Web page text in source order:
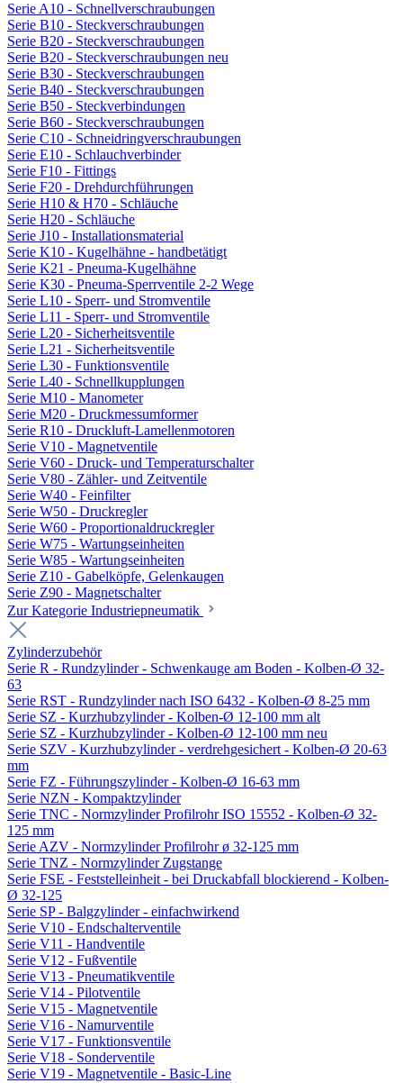
Serie A10 - Schnellverschraubungen
Serie B10 - Steckverschraubungen
Serie B20 - Steckverschraubungen
Serie B20 - Steckverschraubungen neu
Serie B30 - Steckverschraubungen
Serie B40 - Steckverschraubungen
Serie B50 - Steckverbindungen
Serie B60 - Steckverschraubungen
Serie C10 - Schneidringverschraubungen
Serie E10 - Schlauchverbinder
Serie F10 - Fittings
Serie F20 - Drehdurchführungen
Serie H10 & H70 - Schläuche
Serie H20 - Schläuche
Serie J10 - Installationsmaterial
Serie K10 - Kugelhähne - handbetätigt
Serie K21 - Pneuma-Kugelhähne
Serie K30 - Pneuma-Sperrventile 2-2 Wege
Serie L10 - Sperr- und Stromventile
Serie L11 - Sperr- und Stromventile
Serie L20 - Sicherheitsventile
Serie L21 - Sicherheitsventile
Serie L30 - Funktionsventile
Serie L40 - Schnellkupplungen
Serie M10 - Manometer
Serie M20 - Druckmessumformer
Serie R10 - Druckluft-Lamellenmotoren
Serie V10 - Magnetventile
Serie V60 - Druck- und Temperaturschalter
Serie V80 - Zähler- und Zeitventile
Serie W40 - Feinfilter
Serie W50 - Druckregler
Serie W60 - Proportionaldruckregler
Serie W75 - Wartungseinheiten
Serie W85 - Wartungseinheiten
Serie Z10 - Gabelköpfe, Gelenkaugen
Serie Z90 - Magnetschalter
Zur Kategorie Industriepneumatik
Zylinderzubehör
Serie R - Rundzylinder - Schwenkauge am Boden - Kolben-Ø 32-
63
Serie RST - Rundzylinder nach ISO 6432 - Kolben-Ø 8-25 mm
Serie SZ - Kurzhubzylinder - Kolben-Ø 12-100 mm alt
Serie SZ - Kurzhubzylinder - Kolben-Ø 12-100 mm neu
Serie SZV - Kurzhubzylinder - verdrehgesichert - Kolben-Ø 20-63
mm
Serie FZ - Führungszylinder - Kolben-Ø 16-63 mm
Serie NZN - Kompaktzylinder
Serie TNC - Normzylinder Profilrohr ISO 15552 - Kolben-Ø 32-
125 mm
Serie AZV - Normzylinder Profilrohr ø 32-125 mm
Serie TNZ - Normzylinder Zugstange
Serie FSE - Feststelleinheit - bei Druckabfall blockierend - Kolben-
Ø 32-125
Serie SP - Balgzylinder - einfachwirkend
Serie V10 - Endschalterventile
Serie V11 - Handventile
Serie V12 - Fußventile
Serie V13 - Pneumatikventile
Serie V14 - Pilotventile
Serie V15 - Magnetventile
Serie V16 - Namurventile
Serie V17 - Funktionsventile
Serie V18 - Sonderventile
Serie V19 - Magnetventile - Basic-Line